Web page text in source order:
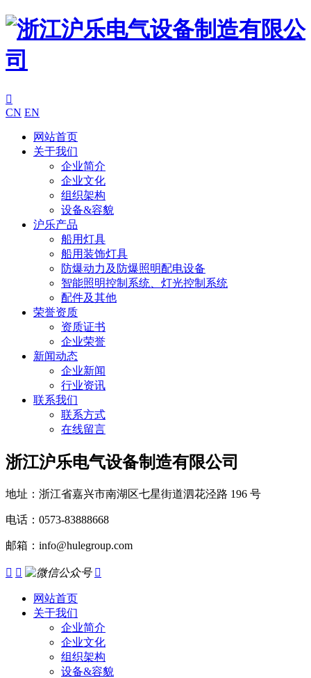

CN EN
网站首页
关于我们
企业简介
企业文化
组织架构
设备&容貌
沪乐产品
船用灯具
船用装饰灯具
防爆动力及防爆照明配电设备
智能照明控制系统、灯光控制系统
配件及其他
荣誉资质
资质证书
企业荣誉
新闻动态
企业新闻
行业资讯
联系我们
联系方式
在线留言
浙江沪乐电气设备制造有限公司
地址：浙江省嘉兴市南湖区七星街道泗花泾路 196 号
电话：0573-83888668
邮箱：info@hulegroup.com
  
网站首页
关于我们
企业简介
企业文化
组织架构
设备&容貌